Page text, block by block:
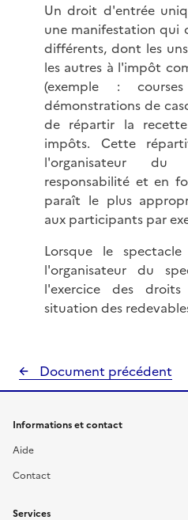
Un droit d'entrée
une manifestation qui
différents, dont les
les autres à l'impôt
(exemple :
démonstrations de
de répartir la
impôts. Cette
l'organisateur
responsabilité et en
paraît le plus
aux participants par
Lorsque le
l'organisateur du
l'exercice des
situation des
Document précédent
Informations et contact
Aide
Contact
Services